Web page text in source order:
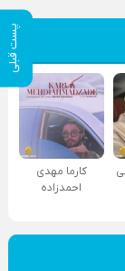
پست قبلی
کارما مهدی
احمدزاده